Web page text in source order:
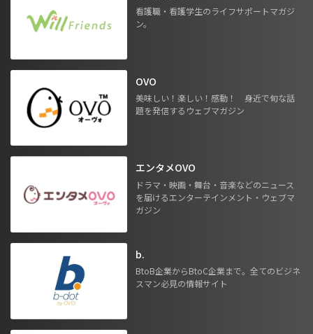
看護職・看護学生のライフサポートマガジ
ン。
OVO
美味しい！楽しい！感動！ 身近で旬な話
題を発信するウェブマガジン
エンタメOVO
ドラマ・映画・舞台・音楽などのニュース
を届けるエンターテインメント・ウェブマ
ガジン
b.
BtoB企業からBtoC企業まで。全てのビジネ
スマン必見の情報サイト